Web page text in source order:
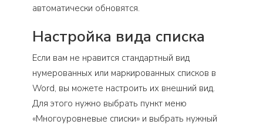
автоматически обновятся.
Настройка вида списка
Если вам не нравится стандартный вид
нумерованных или маркированных списков в
Word, вы можете настроить их внешний вид.
Для этого нужно выбрать пункт меню
«Многоуровневые списки» и выбрать нужный